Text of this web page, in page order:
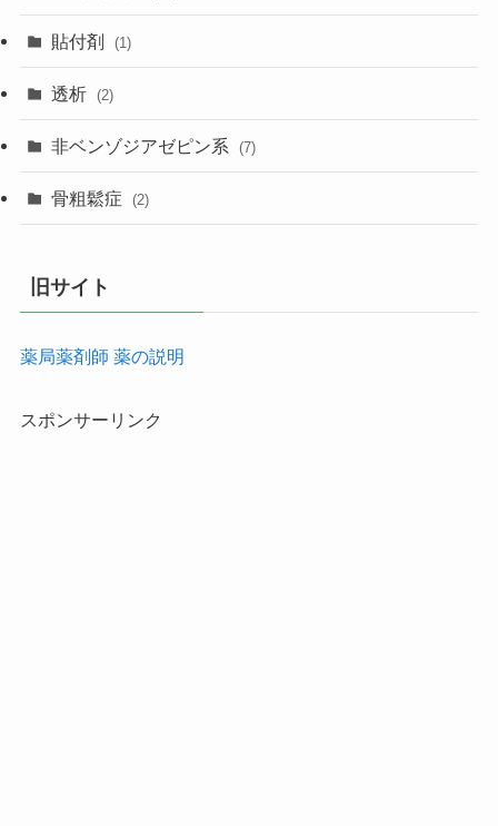
貼付剤 (1)
透析 (2)
非ベンゾジアゼピン系 (7)
骨粗鬆症 (2)
旧サイト
薬局薬剤師 薬の説明
スポンサーリンク